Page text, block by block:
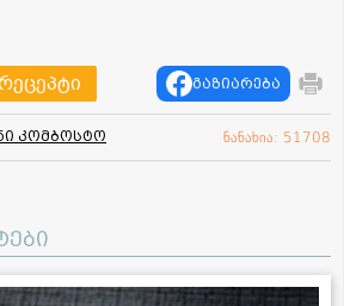
გაზიარება
კომბოსტო ნანახია: 51708